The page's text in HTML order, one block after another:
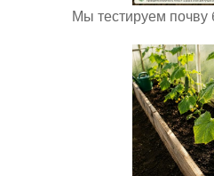
Мы тестируем почву